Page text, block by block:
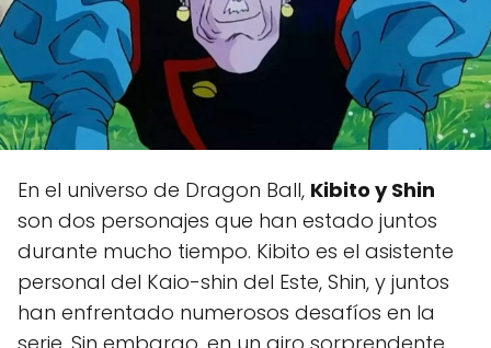
En el universo de Dragon Ball, Kibito y Shin
son dos personajes que han estado juntos
durante mucho tiempo. Kibito es el asistente
personal del Kaio-shin del Este, Shin, y juntos
han enfrentado numerosos desafíos en la